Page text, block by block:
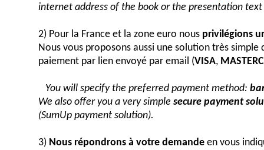
internet address of the book or the presentation
2) Pour la France et la zone euro nous privilégions
Nous vous proposons aussi une solution très simple
paiement par lien envoyé par email (VISA,
You will specify the preferred payment method:
We also offer you a very simple secure payment
(SumUp payment solution).
3) Nous répondrons à votre demande en vous